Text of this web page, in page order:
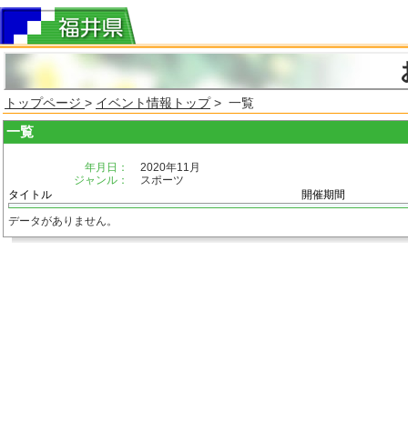
トップページ > イベント情報トップ> 一覧
一覧
年月日：
2020年11月
ジャンル：
スポーツ
タイトル
開催期間
データがありません。